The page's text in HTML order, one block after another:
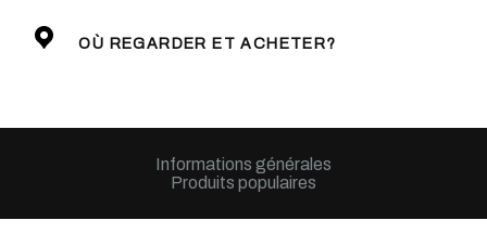
OÙ REGARDER ET ACHETER?
Informations générales
Produits populaires